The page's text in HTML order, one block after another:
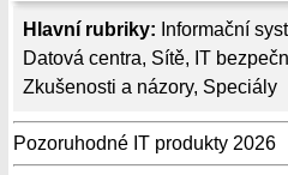
Hlavní rubriky: Informační
Datová centra, Sítě, IT
Zkušenosti a názory, Speciály
Pozoruhodné IT produkty 2026